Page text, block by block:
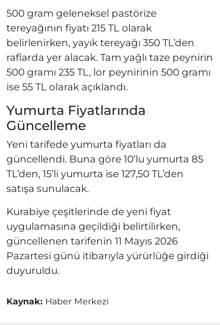
500 gram geleneksel pastörize
tereyağının fiyatı 215 TL olarak
belirlenirken, yayık tereyağı 350 TL’den
raflarda yer alacak. Tam yağlı taze peynirin
500 gramı 235 TL, lor peynirinin 500 gramı
ise 55 TL olarak açıklandı.
Yumurta Fiyatlarında
Güncelleme
Yeni tarifede yumurta fiyatları da
güncellendi. Buna göre 10’lu yumurta 85
TL’den, 15’li yumurta ise 127,50 TL’den
satışa sunulacak.
Kurabiye çeşitlerinde de yeni fiyat
uygulamasına geçildiği belirtilirken,
güncellenen tarifenin 11 Mayıs 2026
Pazartesi günü itibarıyla yürürlüğe girdiği
duyuruldu.
Kaynak: Haber Merkezi